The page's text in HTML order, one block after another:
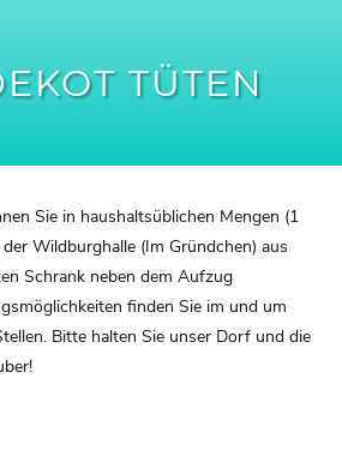
TÜTEN
Sie in haushaltsüblichen Mengen (1
Wildburghalle (Im Gründchen) aus
Schrank neben dem Aufzug
finden Sie im und um
Bitte halten Sie unser Dorf und die